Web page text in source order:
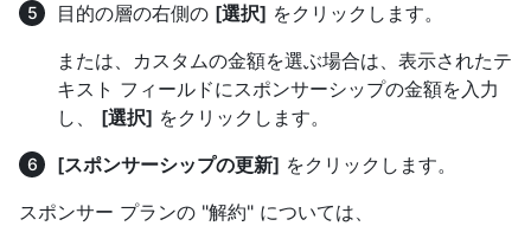
目的の層の右側の [選択] をクリックします。
または、カスタムの金額を選ぶ場合は、表示されたテ
キスト フィールドにスポンサーシップの金額を入力
し、 [選択] をクリックします。
[スポンサーシップの更新] をクリックします。
スポンサー プランの "解約" については、